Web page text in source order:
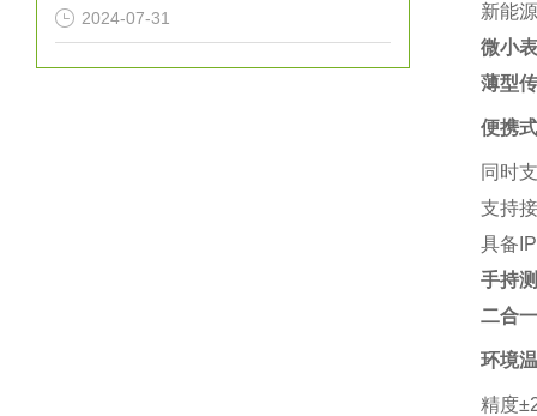
2024-07-31
新能
微小
薄型
便携
同时
支持
具备
手持
二合
环境
精度